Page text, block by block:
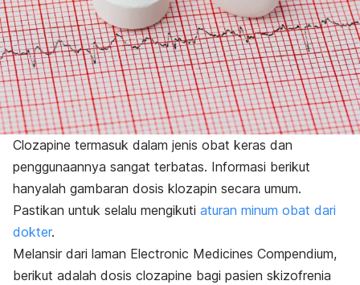
Clozapine termasuk dalam jenis obat keras dan
penggunaannya sangat terbatas. Informasi berikut
hanyalah gambaran dosis klozapin secara umum.
Pastikan untuk selalu mengikuti aturan minum obat dari
dokter.
Melansir dari laman Electronic Medicines Compendium,
berikut adalah dosis clozapine bagi pasien skizofrenia